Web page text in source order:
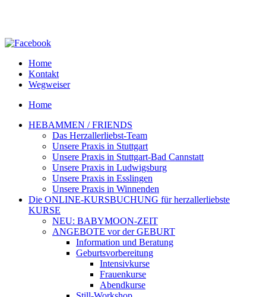
Home
Kontakt
Wegweiser
Home
HEBAMMEN / FRIENDS
Das Herzallerliebst-Team
Unsere Praxis in Stuttgart
Unsere Praxis in Stuttgart-Bad Cannstatt
Unsere Praxis in Ludwigsburg
Unsere Praxis in Esslingen
Unsere Praxis in Winnenden
Die ONLINE-KURSBUCHUNG für herzallerliebste
KURSE
NEU: BABYMOON-ZEIT
ANGEBOTE vor der GEBURT
Information und Beratung
Geburtsvorbereitung
Intensivkurse
Frauenkurse
Abendkurse